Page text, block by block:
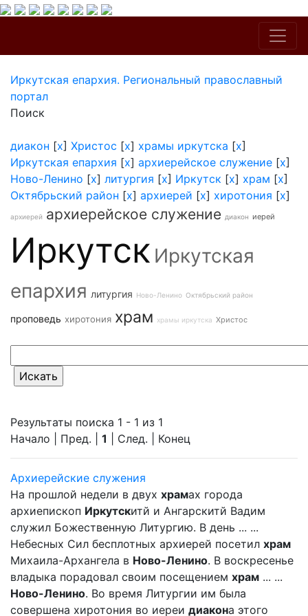
Иркутская епархия. Региональный православный
портал
Поиск
диакон [x] Христос [x] храмы иркутска [x]
Иркутская епархия [x] архиерейское служение [x]
Ново-Ленино [x] литургия [x] Иркутск [x] храм [x]
Октябрьский район [x] архиерей [x] хиротония [x]
архиерей архиерейское служение диакон иерей
Иркутск Иркутская
епархия литургия Ново-Ленино Октябрьский район
проповедь хиротония храм храмы иркутска Христос
Результаты поиска 1 - 1 из 1
Начало | Пред. | 1 | След. | Конец
Архиерейские служения
На прошлой недели в двух храмах города
архиепископ Иркутскитй и Ангарскитй Вадим
служил Божественную Литургию. В день ... ...
Небесных Сил бесплотных архиерей посетил храм
Михаила-Архангела в Ново-Ленино. В воскресенье
владыка порадовал своим посещением храм ... ...
Ново-Ленино. Во время Литургии им была
совершена хиротония во иереи диакона этого